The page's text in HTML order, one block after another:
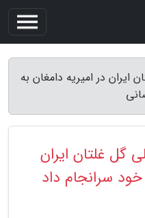
در امیریه دامغان به
گل غلتان ایران
خود سرانجام داد